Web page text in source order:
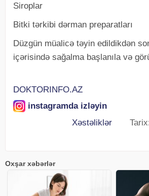
Siroplar
Bitki tərkibi dərman preparatları
Düzgün müalicə təyin edildikdən
içərisində sağalma başlanıla və
DOKTORINFO.AZ
instagramda izləyin
Xəstəliklər Tarix:
Oxşar xəbərlər